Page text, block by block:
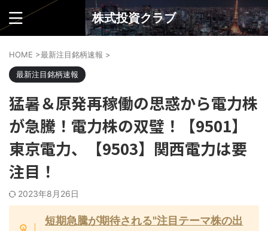
株式投資クラブ
HOME >最新注目銘柄速報 >
最新注目銘柄速報
猛暑＆原発再稼働の思惑から電力株
が急騰！電力株の双璧！【9501】
東京電力、【9503】関西電力は要
注目！
2023年8月26日
短期急騰が期待される"注目テーマ株の出